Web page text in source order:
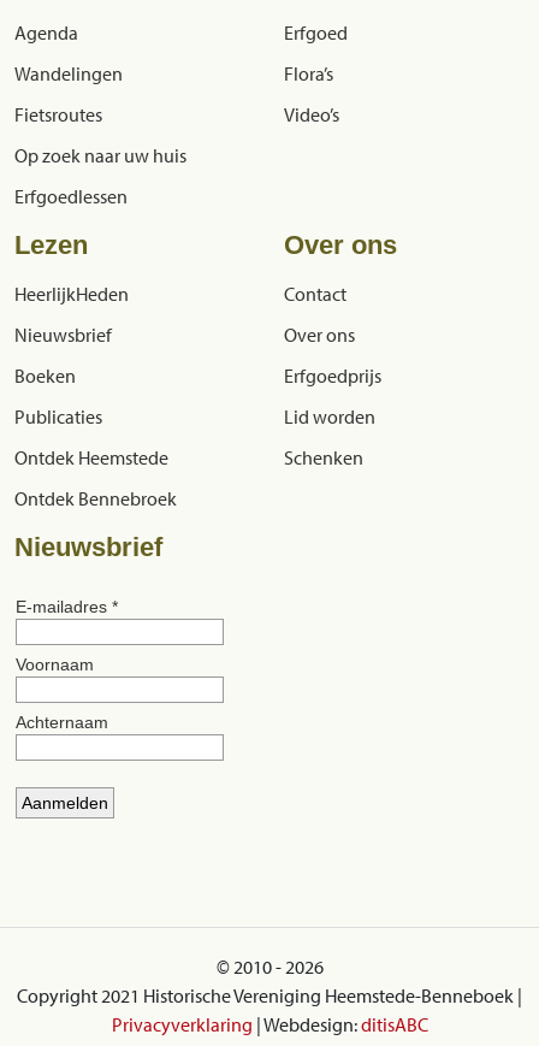
Agenda
Wandelingen
Fietsroutes
Op zoek naar uw huis
Erfgoedlessen
Erfgoed
Flora’s
Video’s
Lezen
HeerlijkHeden
Nieuwsbrief
Boeken
Publicaties
Ontdek Heemstede
Ontdek Bennebroek
Over ons
Contact
Over ons
Erfgoedprijs
Lid worden
Schenken
Nieuwsbrief
© 2010 - 2026
Copyright 2021 Historische Vereniging Heemstede-Benneboek |
Privacyverklaring | Webdesign:ditisABC